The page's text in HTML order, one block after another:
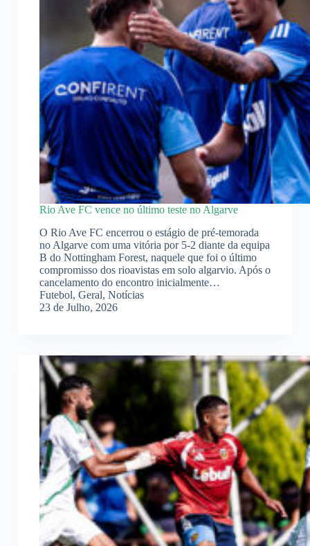
Rio Ave FC vence no último teste no Algarve
O Rio Ave FC encerrou o estágio de pré-temorada
no Algarve com uma vitória por 5-2 diante da equipa
B do Nottingham Forest, naquele que foi o último
compromisso dos rioavistas em solo algarvio. Após o
cancelamento do encontro inicialmente…
Futebol, Geral, Notícias
23 de Julho, 2026